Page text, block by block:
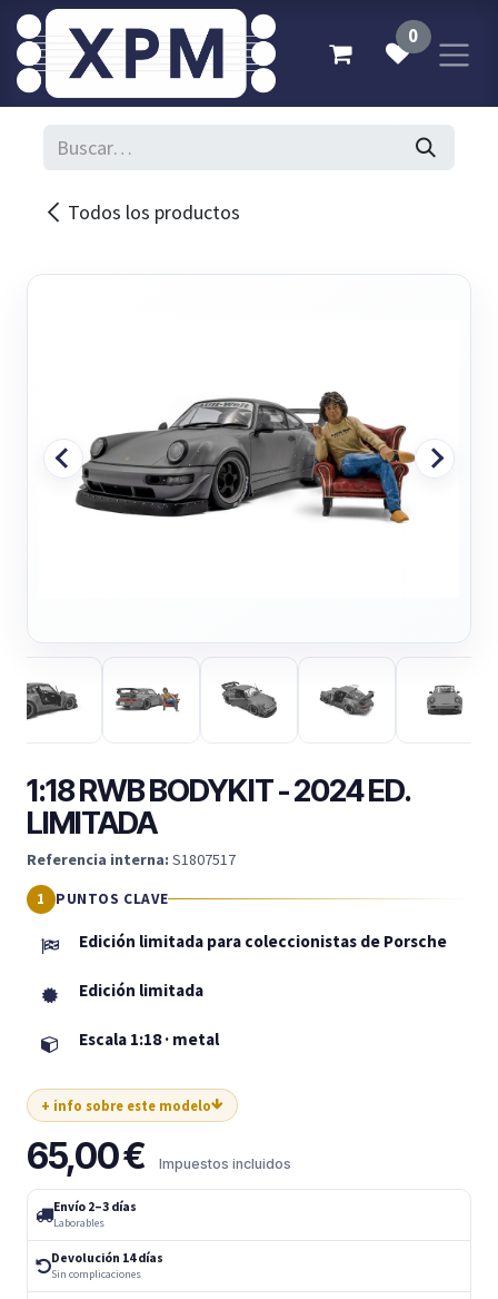
Ir al contenido
0
Todos los productos
1:18 RWB BODYKIT - 2024 ED.
LIMITADA
Referencia interna: S1807517
PUNTOS CLAVE
Edición limitada para coleccionistas de Porsche
Edición limitada
Escala 1:18 · metal
+ info sobre este modelo
65,00€ Impuestos incluidos
Envío 2–3 días
Laborables
Devolución 14 días
Sin complicaciones